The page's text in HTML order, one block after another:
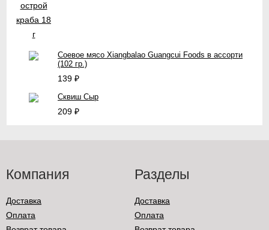
Соевое мясо Xiangbalao Guangcui Foods в ассорти
(102 гр.)
139 ₽
Сквиш Сыр
209 ₽
Компания
Доставка
Оплата
Разделы
Доставка
Оплата